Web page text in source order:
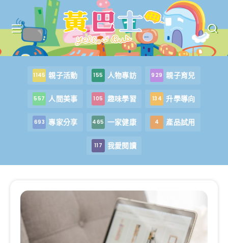
1145 親子活動 155 人物專訪 929 親子育兒
557 人間美事 105 趣味學習 134 升學導向
693 專家分享 465 一家健康 4 產品試用
117 我愛閱讀